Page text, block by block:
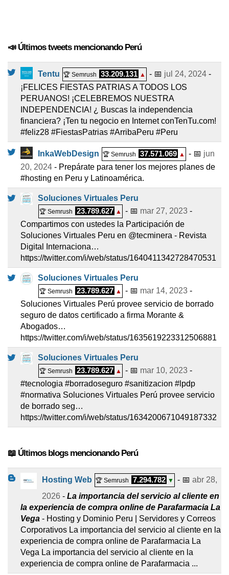
📣 Últimos tweets mencionando Perú
Tentu 🏆 Semrush 33.209.131 ▲ - 📅 jul 24, 2024 -
¡FELICES FIESTAS PATRIAS A TODOS LOS
PERUANOS! ¡CELEBREMOS NUESTRA
INDEPENDENCIA! ¿ Buscas la independencia
financiera? ¡Ten tu negocio en Internet conTenTu.com!
#feliz28 #FiestasPatrias #ArribaPeru #Peru
InkaWebDesign 🏆 Semrush 37.571.069 ▲ - 📅 jun
20, 2024 - Prepárate para tener los mejores planes de
#hosting en Peru y Latinoamérica.
Soluciones Virtuales Peru
🏆 Semrush 23.789.627 ▲ - 📅 mar 27, 2023 -
Compartimos con ustedes la Participación de
Soluciones Virtuales Peru en @tecminera - Revista
Digital Internaciona…
https://twitter.com/i/web/status/1640411342728470531
Soluciones Virtuales Peru
🏆 Semrush 23.789.627 ▲ - 📅 mar 14, 2023 -
Soluciones Virtuales Perú provee servicio de borrado
seguro de datos certificado a firma Morante &
Abogados…
https://twitter.com/i/web/status/1635619223312506881
Soluciones Virtuales Peru
🏆 Semrush 23.789.627 ▲ - 📅 mar 10, 2023 -
#tecnologia #borradoseguro #sanitizacion #lpdp
#normativa Soluciones Virtuales Perú provee servicio
de borrado seg…
https://twitter.com/i/web/status/1634200671049187332
📖 Últimos blogs mencionando Perú
Hosting Web 🏆 Semrush 7.294.782 ▼ - 📅 abr 28,
2026 - La importancia del servicio al cliente en
la experiencia de compra online de Parafarmacia La
Vega - Hosting y Dominio Peru | Servidores y Correos
Corporativos La importancia del servicio al cliente en la
experiencia de compra online de Parafarmacia La
Vega La importancia del servicio al cliente en la
experiencia de compra online de Parafarmacia ...